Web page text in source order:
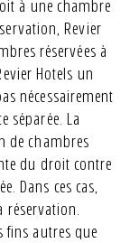
à une chambre
Revier
réservées à
Hotels un
nécessairement
séparée. La
de chambres
du droit contre
Dans ces cas,
réservation.
fins autres que